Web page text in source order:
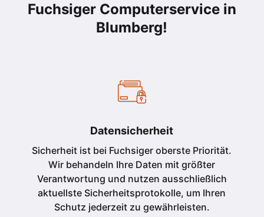
Fuchsiger Computerservice in
Blumberg!
Datensicherheit
Sicherheit ist bei Fuchsiger oberste Priorität.
Wir behandeln Ihre Daten mit größter
Verantwortung und nutzen ausschließlich
aktuellste Sicherheitsprotokolle, um Ihren
Schutz jederzeit zu gewährleisten.